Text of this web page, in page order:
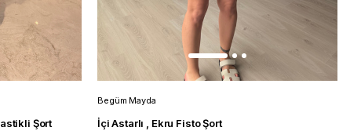
Şort
Begüm Mayda
İçi Astarlı , Ekru Fisto Şort